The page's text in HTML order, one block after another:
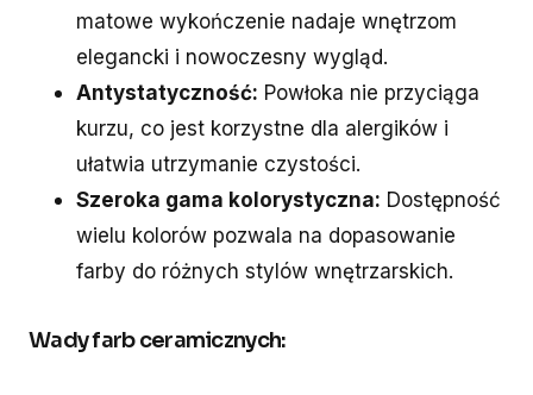
matowe wykończenie nadaje wnętrzom
elegancki i nowoczesny wygląd.
Antystatyczność: Powłoka nie przyciąga
kurzu, co jest korzystne dla alergików i
ułatwia utrzymanie czystości.
Szeroka gama kolorystyczna: Dostępność
wielu kolorów pozwala na dopasowanie
farby do różnych stylów wnętrzarskich.
Wady farb ceramicznych: